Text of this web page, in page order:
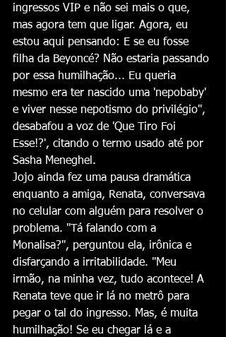
ingressos VIP e não sei mais o que,
mas agora tem que ligar. Agora, eu
estou aqui pensando: E se eu fosse
filha da Beyoncé? Não estaria passando
por essa humilhação... Eu queria
mesmo era ter nascido uma 'nepobaby'
e viver nesse nepotismo do privilégio",
desabafou a voz de 'Que Tiro Foi
Esse!?', citando o termo usado até por
Sasha Meneghel.
Jojo ainda fez uma pausa dramática
enquanto a amiga, Renata, conversava
no celular com alguém para resolver o
problema. "Tá falando com a
Monalisa?", perguntou ela, irônica e
disfarçando a irritabilidade. "Meu
irmão, na minha vez, tudo acontece! A
Renata teve que ir lá no metrô para
pegar o tal do ingresso. Mas, é muita
humilhação! Se eu chegar lá e a